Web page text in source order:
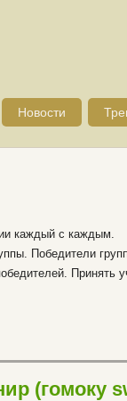
Новости
каждый с каждым.
Победители
(гомоку